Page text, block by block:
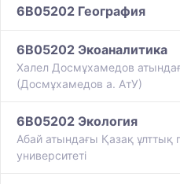
6B05202 География
6B05202 Экоаналитика
Халел Досмұхамедов
(Досмұхамедов а. АтУ)
6B05202 Экология
Абай атындағы Қазақ ұлттық
университеті